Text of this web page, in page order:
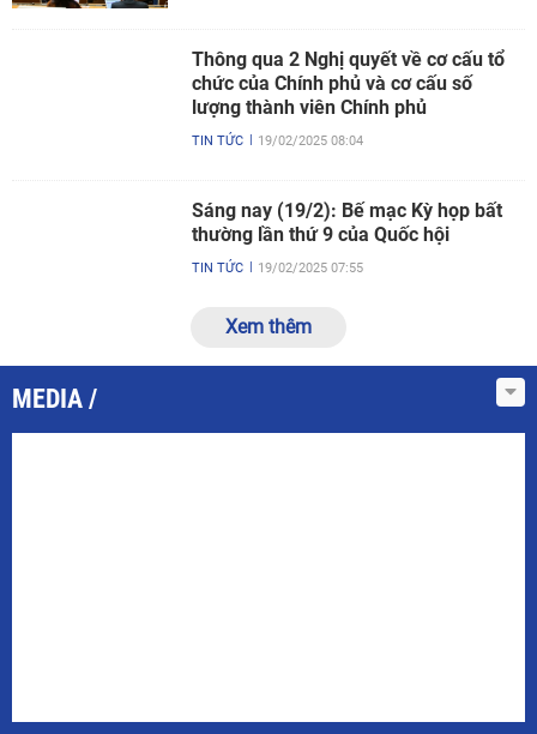
Thông qua 2 Nghị quyết về cơ cấu tổ
chức của Chính phủ và cơ cấu số
lượng thành viên Chính phủ
TIN TỨC 19/02/2025 08:04
Sáng nay (19/2): Bế mạc Kỳ họp bất
thường lần thứ 9 của Quốc hội
TIN TỨC 19/02/2025 07:55
Xem thêm
MEDIA